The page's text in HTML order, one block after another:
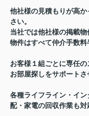
他社様の見積もりが高
さい。
当社では他社様の掲載
物件はすべて仲介手数料
お客様１組ごとに専任
お部屋探しをサポートさ
各種ライフライン・イ
配・家電の回収作業も対